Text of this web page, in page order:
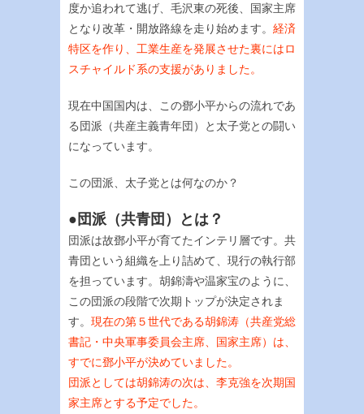
度か追われて逃げ、毛沢東の死後、国家主席
となり改革・開放路線を走り始めます。 経済
特区を作り、工業生産を発展させた裏にはロ
スチャイルド系の支援がありました。
現在中国国内は、この鄧小平からの流れであ
る団派（共産主義青年団）と太子党との闘い
になっています。
この団派、太子党とは何なのか？
●団派（共青団）とは？
団派は故鄧小平が育てたインテリ層です。共
青団という組織を上り詰めて、現行の執行部
を担っています。胡錦濤や温家宝のように、
この団派の段階で次期トップが決定されま
す。 現在の第５世代である胡錦涛（共産党総
書記・中央軍事委員会主席、国家主席）は、
すでに鄧小平が決めていました。
団派としては胡錦涛の次は、李克強を次期国
家主席とする予定でした。